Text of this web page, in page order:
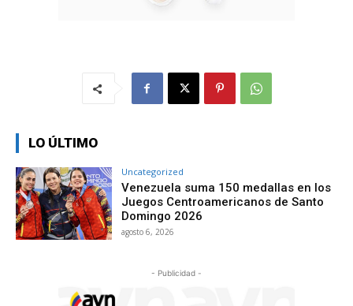
LO ÚLTIMO
Uncategorized
Venezuela suma 150 medallas en los
Juegos Centroamericanos de Santo
Domingo 2026
agosto 6, 2026
- Publicidad -